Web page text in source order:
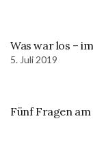
Was war los –
5. Juli 2019
Fünf Fragen